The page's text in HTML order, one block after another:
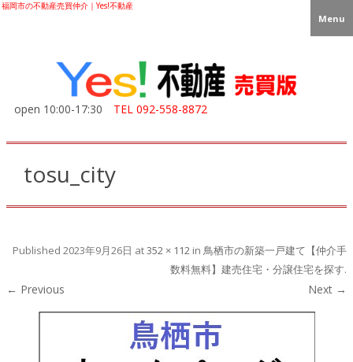
福岡市の不動産売買仲介｜Yes!不動産
open 10:00-17:30 TEL 092-558-8872
Menu
tosu_city
Published 2023年9月26日 at352 × 112 in 鳥栖市の新築一戸建て【仲介手
数料無料】建売住宅・分譲住宅を探す.
← Previous Next →